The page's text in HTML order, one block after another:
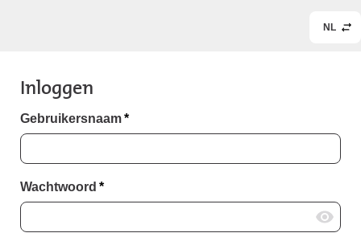
NL
Inloggen
Gebruikersnaam*
Wachtwoord *